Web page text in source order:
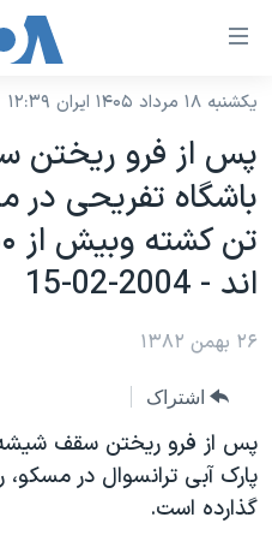
لینکهای
دسترسی
جهش
محتوای
اصلی
جهش
صفحه
جهش
به
جستجو
نسخه سبک وب‌سایت
موضوع ها
ایران
جهان
ورزشی
گزیده‌ها
ویژه برنامه‌ها
ویدیوها
برنامه های تلویزیونی
جدول برنامه ها
صفحه‌های ویژه
جام جهانی ۲۰۲۶
عملیات خشم حماسی
۲۵۰سالگی آمریکا
بایگانی برنامه‌های تلویزیونی
فرکانس‌های صدای آمریکا
پخش رادیویی
یادگیری زبان انگلیسی
یکشنبه ۱۸ مرداد ۱۴۰۵ ایران ۱۲:۳۹
پس از فرو
اند - 2004-02-15
۲۶ بهمن ۱۳۸۲
اشتراک
پس از فرو ريختن سقف
پارک آبی ترانسوال در
گذارده است.